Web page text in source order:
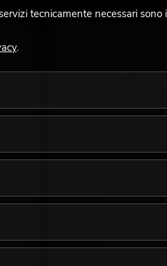
No. 58000390
tecnicamente necessari
.